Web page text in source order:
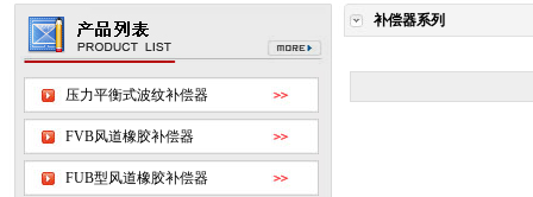
压力平衡式波纹补偿器
FVB风道橡胶补偿器
FUB型风道橡胶补偿器
补偿器系列